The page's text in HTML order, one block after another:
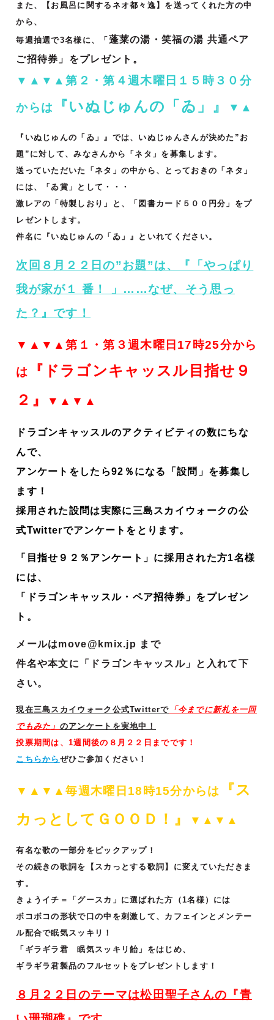
また、【お風呂に関するネオ都々逸】を送ってくれた方の中
から、
毎週抽選で3名様に、「 蓬莱の湯・笑福の湯 共通ペア
ご招待券」をプレゼント。
▼▲▼▲第２・第４週木曜日１５時３０分
からは 『いぬじゅんの「ゐ」』 ▼▲
『いぬじゅんの「ゐ」』では、いぬじゅんさんが決めた”お
題”に対して、みなさんから「ネタ」を募集します。
送っていただいた「ネタ」の中から、とっておきの「ネタ」
には、「ゐ賞」として・・・
激レアの「特製しおり」と、「図書カード５００円分」をプ
レゼントします。
件名に『いぬじゅんの「ゐ」』といれてください。
次回８月２２日の”お題”は、『「やっぱり
我が家が１ 番！ 」……なぜ、そう思っ
た？』です！
▼▲▼▲第１・第３週木曜日17時25分から
は
『ドラゴンキャッスル目指せ９
２』
▼▲▼▲
ドラゴンキャッスルのアクティビティの数にちな
んで、
アンケートをしたら92％になる「設問」を募集し
ます！
採用された設問は実際に三島スカイウォークの公
式Twitterでアンケートをとります。
「目指せ９２％アンケート」に採用された方1名様
には、
「ドラゴンキャッスル・ペア招待券」をプレゼン
ト。
メールはmove@kmix.jp まで
件名や本文に「ドラゴンキャッスル」と入れて下
さい。
現在三島スカイウォーク公式Twitterで 「今までに新札を一回
でもみた 」 のアンケートを実地中！
投票期間は、1週間後の８月２２日までです！
こちらから ぜひご参加ください！
▼▲▼▲毎週木曜日18時15分からは
『ス
カっとして ＧＯＯＤ！』 ▼▲▼▲
有名な歌の一部分をピックアップ！
その続きの歌詞を【スカっとする歌詞】に変えていただきま
す。
きょうイチ＝「グースカ」に選ばれた方（1名様）には
ボコボコの形状で口の中を刺激して、カフェインとメンテー
ル配合で眠気スッキリ！
「ギラギラ君 眠気スッキリ飴」をはじめ、
ギラギラ君製品のフルセットをプレゼントします！
８月２２日のテーマは松田聖子さんの『青